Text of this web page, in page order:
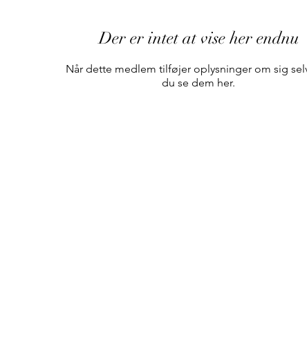
Der er intet at vise her endnu
Når dette medlem tilføjer oplysninger om sig
du se dem her.